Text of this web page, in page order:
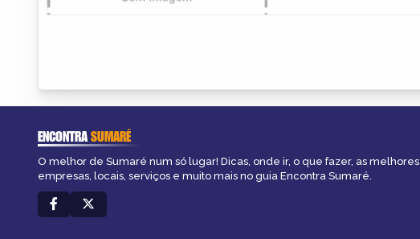
ENCONTRASUMARÉ
O melhor de Sumaré num só lugar! Dicas, onde ir, o que fazer, as melhores
empresas, locais, serviços e muito mais no guia Encontra Sumaré.